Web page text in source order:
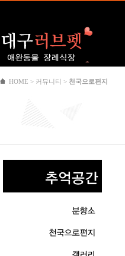
Logo
HOME > 커뮤니티 > 천국으로편지